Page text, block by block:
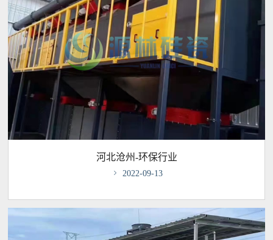
河北沧州-环保行业
 2022-09-13